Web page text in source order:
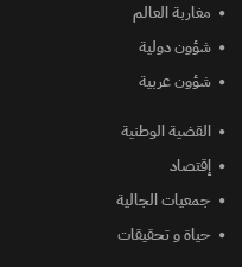
مغاربة العالم
شؤون دولية
شؤون عربية
القضية الوطنية
إقتصاد
جمعيات الجالية
حياة و تحقيقات